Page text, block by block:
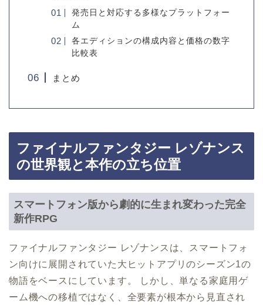
発売日と対応する多様なプラットフォー
ム
各エディションの構成内容と価格の数字
比較表
まとめ
ファイナルファンタジー レゾナンス
の世界観と本作の立ち位置
スマートフォン版から劇的に生まれ変わった完全
新作RPG
ファイナルファンタジー レゾナンスは、スマートフォ
ン向けに展開されていた大ヒットアプリのシーズン1の
物語をベースにしています。 しかし、単なる家庭用ゲ
ーム機への移植ではなく、全要素が根本から見直され